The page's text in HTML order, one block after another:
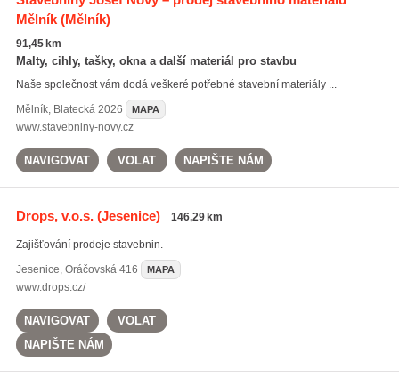
Mělník(Mělník)
91,45 km
Malty, cihly, tašky, okna a další materiál pro stavbu
Naše společnost vám dodá veškeré potřebné stavební materiály ...
Mělník, Blatecká 2026 MAPA
www.stavebniny-novy.cz
NAVIGOVAT VOLAT NAPIŠTE NÁM
Drops, v.o.s.(Jesenice) 146,29 km
Zajišťování prodeje stavebnin.
Jesenice, Oráčovská 416 MAPA
www.drops.cz/
NAVIGOVAT
VOLAT
NAPIŠTE NÁM